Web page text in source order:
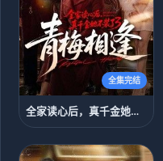
全集完结
全家读心后，真千金她不装了3：青梅相逢